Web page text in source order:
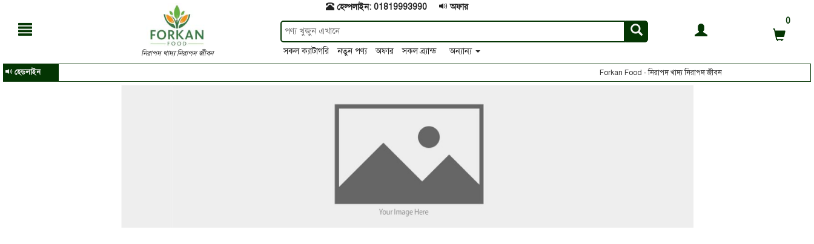
হেল্পলাইন: 01819993990 অফার
নিরাপদ খাদ্য নিরাপদ জীবন
0
সকল ক্যাটাগরি নতুন পণ্য অফার সকল ব্র্যান্ড অন্যান্য
হেডলাইন Forkan Food - নিরাপদ খাদ্য নিরাপদ জীবন